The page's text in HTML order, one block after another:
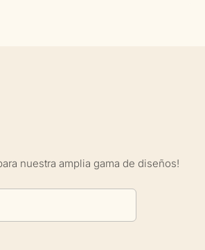
nuestra amplia gama de diseños!